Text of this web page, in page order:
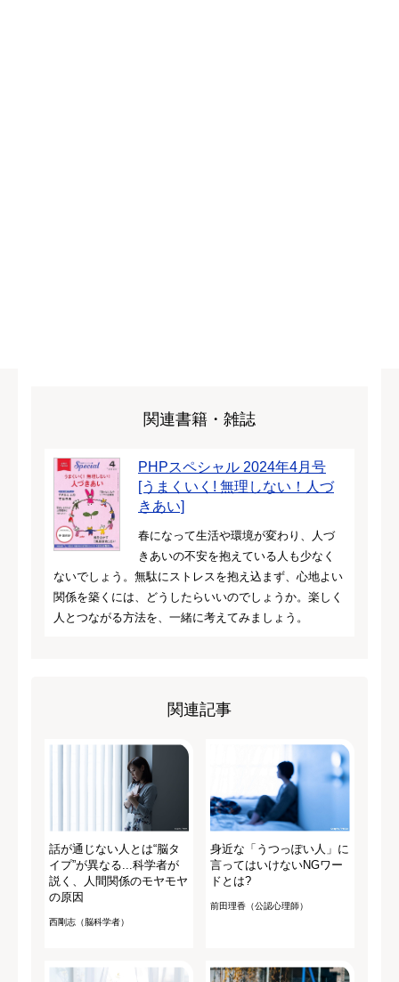
関連書籍・雑誌
PHPスペシャル 2024年4月号
[うまくいく! 無理しない！人づ
きあい]
春になって生活や環境が変わり、人づ
きあいの不安を抱えている人も少なく
ないでしょう。無駄にストレスを抱え込まず、心地よい
関係を築くには、どうしたらいいのでしょうか。楽しく
人とつながる方法を、一緒に考えてみましょう。
関連記事
話が通じない人とは“脳タ
イプ”が異なる...科学者が
説く、人間関係のモヤモヤ
の原因
西剛志（脳科学者）
身近な「うつっぽい人」に
言ってはいけないNGワー
ドとは?
前田理香（公認心理師）